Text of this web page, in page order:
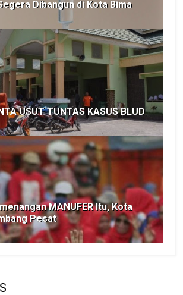
Dibangun di Kota Bima
USUT TUNTAS KASUS BLUD
MANUFER Itu, Kota
Pesat